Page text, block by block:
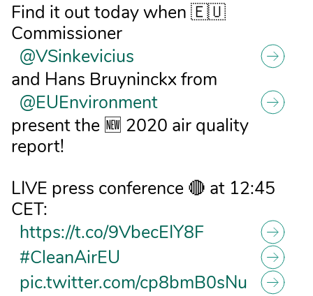
Find it out today when 🇪🇺
Commissioner
@VSinkevicius
and Hans Bruyninckx from
@EUEnvironment
present the 🆕 2020 air quality
report!
LIVE press conference 🔴 at 12:45
CET:
https://t.co/9VbecEIY8F
#CleanAirEU
pic.twitter.com/cp8bmB0sNu